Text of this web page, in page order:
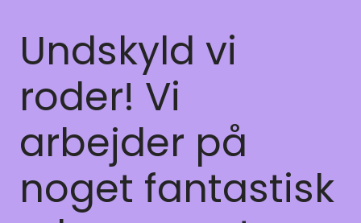
Undskyld vi
roder! Vi
arbejder på
noget fantastisk